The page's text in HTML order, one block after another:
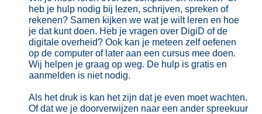
heb je hulp nodig bij lezen, schrijven, spreken of
rekenen? Samen kijken we wat je wilt leren en hoe
je dat kunt doen. Heb je vragen over DigiD of de
digitale overheid? Ook kan je meteen zelf oefenen
op de computer of later aan een cursus mee doen.
Wij helpen je graag op weg. De hulp is gratis en
aanmelden is niet nodig.
Als het druk is kan het zijn dat je even moet wachten.
Of dat we je doorverwijzen naar een ander spreekuur